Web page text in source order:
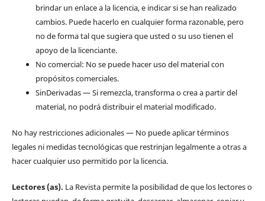
brindar un enlace a la licencia, e indicar si se han realizado
cambios. Puede hacerlo en cualquier forma razonable, pero
no de forma tal que sugiera que usted o su uso tienen el
apoyo de la licenciante.
No comercial: No se puede hacer uso del material con
propósitos comerciales.
SinDerivadas — Si remezcla, transforma o crea a partir del
material, no podrá distribuir el material modificado.
No hay restricciones adicionales — No puede aplicar términos
legales ni medidas tecnológicas que restrinjan legalmente a otras a
hacer cualquier uso permitido por la licencia.
Lectores (as). La Revista permite la posibilidad de que los lectores o